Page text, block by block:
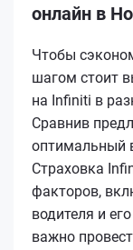
онлайн в
Чтобы
шагом стоит
на Infiniti в
Сравнив
оптимальный
Страховка
факторов,
водителя и
важно